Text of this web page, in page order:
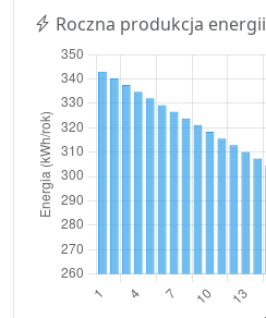
Roczna produkcja energii